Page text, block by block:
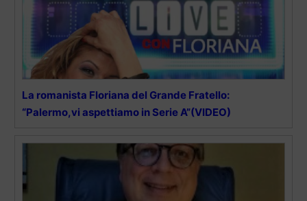
La romanista Floriana del Grande Fratello:
“Palermo,vi aspettiamo in Serie A”(VIDEO)